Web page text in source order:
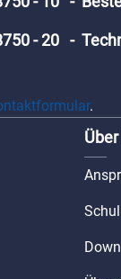
- 20 -
.
Über